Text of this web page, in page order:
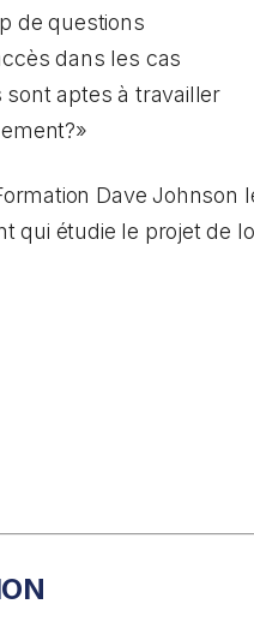
de questions
dans les cas
sont aptes à travailler
Dave Johnson
qui étudie le projet de